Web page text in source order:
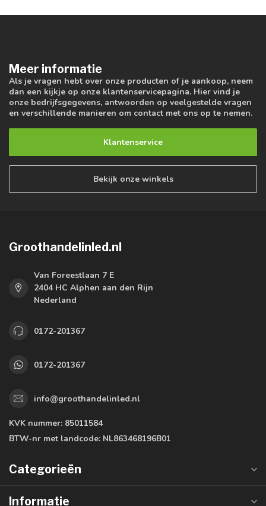
Meer informatie
Als je vragen hebt over onze producten of je aankoop, neem
dan een kijkje op onze klantenservicepagina. Hier vind je
onze bedrijfsgegevens, antwoorden op veelgestelde vragen
en verschillende manieren om contact met ons op te nemen.
Klantenservice
Bekijk onze winkels
Groothandelinled.nl
Van Foreestlaan 7 E
2404 HC Alphen aan den Rijn
Nederland
0172-201367
0172-201367
info@groothandelinled.nl
KVK nummer: 85011584
BTW-nr met landcode: NL863468196B01
Categorieën
Informatie